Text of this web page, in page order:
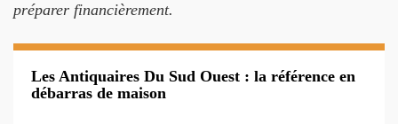
préparer financièrement.
Les Antiquaires Du Sud Ouest : la référence en
débarras de maison